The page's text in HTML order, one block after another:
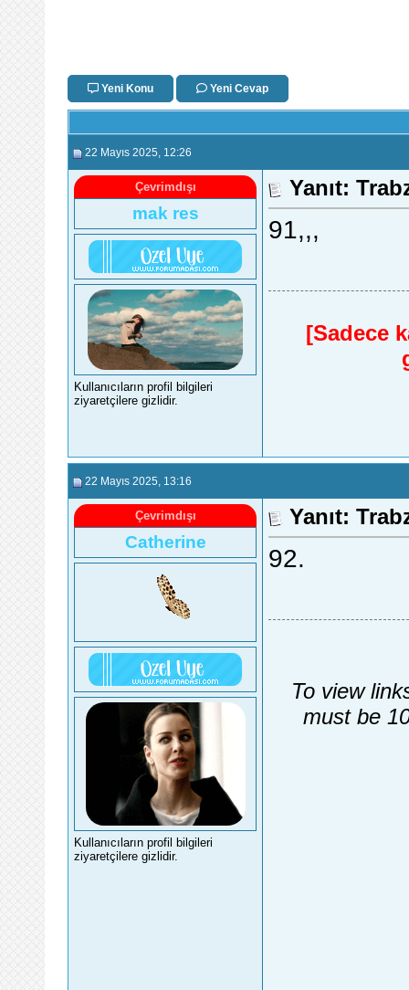
Yeni Konu Yeni Cevap
22 Mayıs 2025 , 12:26
Çevrimdışı
mak res
Kullanıcıların profil bilgileri
ziyaretçilere gizlidir.
Yanıt:
91,,,
[Sadece
22 Mayıs 2025 , 13:16
Çevrimdışı
Catherine
Kullanıcıların profil bilgileri
ziyaretçilere gizlidir.
Yanıt:
92.
To view
must be